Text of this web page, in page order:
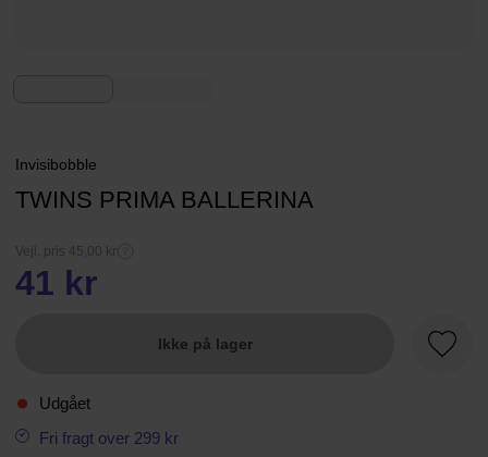
Invisibobble
TWINS PRIMA BALLERINA
Vejl. pris 45,00 kr
41 kr
Ikke på lager
Udgået
Fri fragt over 299 kr